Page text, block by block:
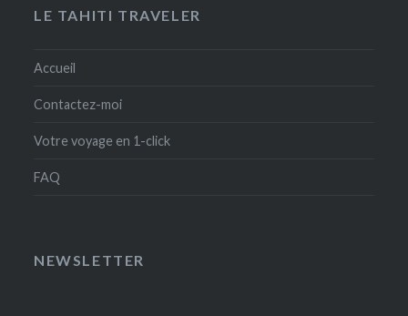
LE TAHITI TRAVELER
Accueil
Contactez-moi
Votre voyage en 1-click
FAQ
NEWSLETTER